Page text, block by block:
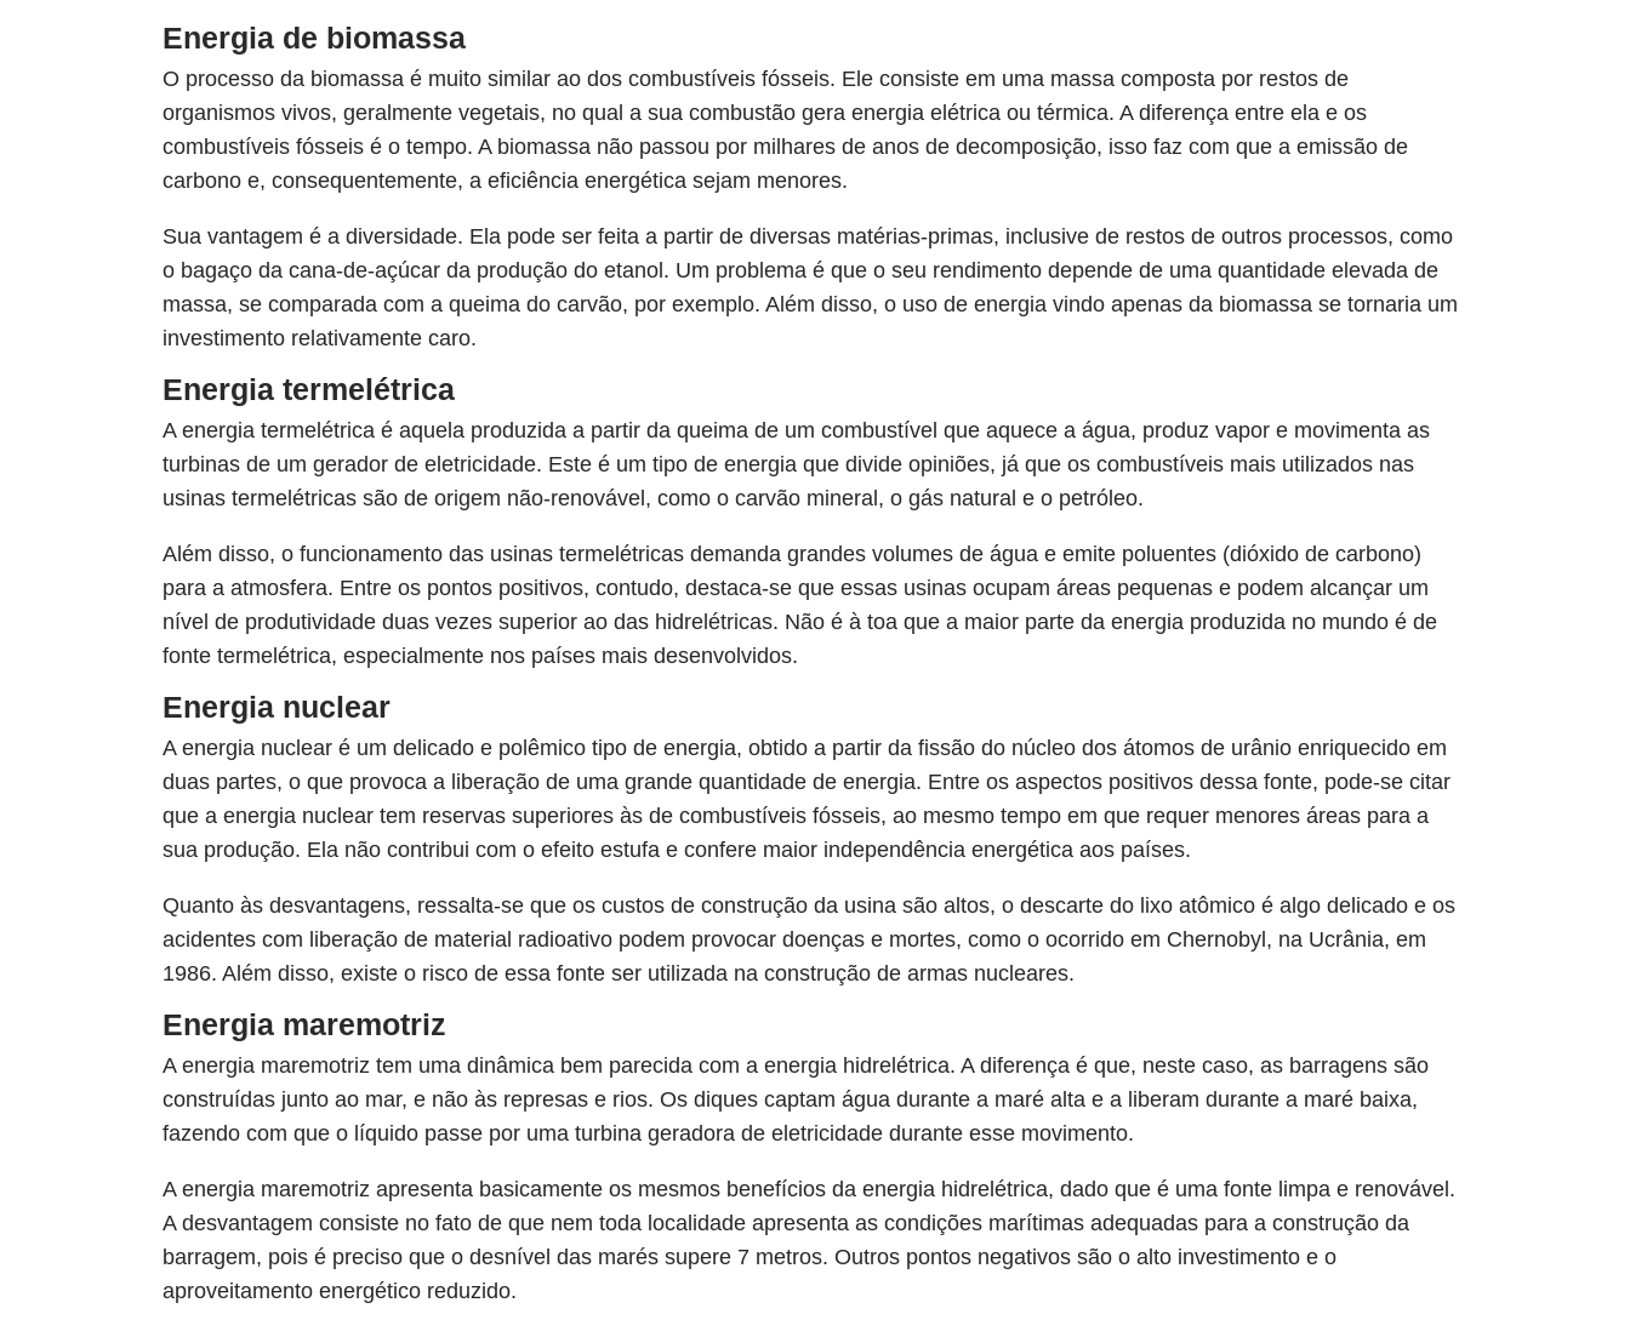
Energia de biomassa
O processo da biomassa é muito similar ao dos combustíveis fósseis. Ele consiste em uma massa composta por restos de
organismos vivos, geralmente vegetais, no qual a sua combustão gera energia elétrica ou térmica. A diferença entre ela e os
combustíveis fósseis é o tempo. A biomassa não passou por milhares de anos de decomposição, isso faz com que a emissão de
carbono e, consequentemente, a eficiência energética sejam menores.
Sua vantagem é a diversidade. Ela pode ser feita a partir de diversas matérias-primas, inclusive de restos de outros processos, como
o bagaço da cana-de-açúcar da produção do etanol. Um problema é que o seu rendimento depende de uma quantidade elevada de
massa, se comparada com a queima do carvão, por exemplo. Além disso, o uso de energia vindo apenas da biomassa se tornaria um
investimento relativamente caro.
Energia termelétrica
A energia termelétrica é aquela produzida a partir da queima de um combustível que aquece a água, produz vapor e movimenta as
turbinas de um gerador de eletricidade. Este é um tipo de energia que divide opiniões, já que os combustíveis mais utilizados nas
usinas termelétricas são de origem não-renovável, como o carvão mineral, o gás natural e o petróleo.
Além disso, o funcionamento das usinas termelétricas demanda grandes volumes de água e emite poluentes (dióxido de carbono)
para a atmosfera. Entre os pontos positivos, contudo, destaca-se que essas usinas ocupam áreas pequenas e podem alcançar um
nível de produtividade duas vezes superior ao das hidrelétricas. Não é à toa que a maior parte da energia produzida no mundo é de
fonte termelétrica, especialmente nos países mais desenvolvidos.
Energia nuclear
A energia nuclear é um delicado e polêmico tipo de energia, obtido a partir da fissão do núcleo dos átomos de urânio enriquecido em
duas partes, o que provoca a liberação de uma grande quantidade de energia. Entre os aspectos positivos dessa fonte, pode-se citar
que a energia nuclear tem reservas superiores às de combustíveis fósseis, ao mesmo tempo em que requer menores áreas para a
sua produção. Ela não contribui com o efeito estufa e confere maior independência energética aos países.
Quanto às desvantagens, ressalta-se que os custos de construção da usina são altos, o descarte do lixo atômico é algo delicado e os
acidentes com liberação de material radioativo podem provocar doenças e mortes, como o ocorrido em Chernobyl, na Ucrânia, em
1986. Além disso, existe o risco de essa fonte ser utilizada na construção de armas nucleares.
Energia maremotriz
A energia maremotriz tem uma dinâmica bem parecida com a energia hidrelétrica. A diferença é que, neste caso, as barragens são
construídas junto ao mar, e não às represas e rios. Os diques captam água durante a maré alta e a liberam durante a maré baixa,
fazendo com que o líquido passe por uma turbina geradora de eletricidade durante esse movimento.
A energia maremotriz apresenta basicamente os mesmos benefícios da energia hidrelétrica, dado que é uma fonte limpa e renovável.
A desvantagem consiste no fato de que nem toda localidade apresenta as condições marítimas adequadas para a construção da
barragem, pois é preciso que o desnível das marés supere 7 metros. Outros pontos negativos são o alto investimento e o
aproveitamento energético reduzido.